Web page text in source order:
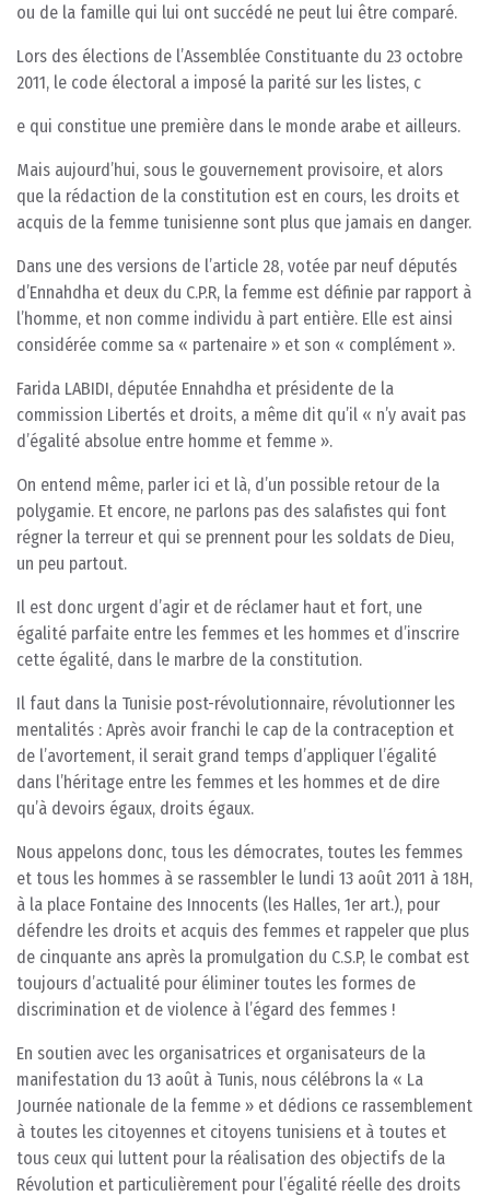
ou de la famille qui lui ont succédé ne peut lui être comparé.
Lors des élections de l’Assemblée Constituante du 23 octobre
2011, le code électoral a imposé la parité sur les listes, c
e qui constitue une première dans le monde arabe et ailleurs.
Mais aujourd’hui, sous le gouvernement provisoire, et alors
que la rédaction de la constitution est en cours, les droits et
acquis de la femme tunisienne sont plus que jamais en danger.
Dans une des versions de l’article 28, votée par neuf députés
d’Ennahdha et deux du C.P.R, la femme est définie par rapport à
l’homme, et non comme individu à part entière. Elle est ainsi
considérée comme sa « partenaire » et son « complément ».
Farida LABIDI, députée Ennahdha et présidente de la
commission Libertés et droits, a même dit qu’il « n’y avait pas
d’égalité absolue entre homme et femme ».
On entend même, parler ici et là, d’un possible retour de la
polygamie. Et encore, ne parlons pas des salafistes qui font
régner la terreur et qui se prennent pour les soldats de Dieu,
un peu partout.
Il est donc urgent d’agir et de réclamer haut et fort, une
égalité parfaite entre les femmes et les hommes et d’inscrire
cette égalité, dans le marbre de la constitution.
Il faut dans la Tunisie post-révolutionnaire, révolutionner les
mentalités : Après avoir franchi le cap de la contraception et
de l’avortement, il serait grand temps d’appliquer l’égalité
dans l’héritage entre les femmes et les hommes et de dire
qu’à devoirs égaux, droits égaux.
Nous appelons donc, tous les démocrates, toutes les femmes
et tous les hommes à se rassembler le lundi 13 août 2011 à 18H,
à la place Fontaine des Innocents (les Halles, 1er art.), pour
défendre les droits et acquis des femmes et rappeler que plus
de cinquante ans après la promulgation du C.S.P, le combat est
toujours d’actualité pour éliminer toutes les formes de
discrimination et de violence à l’égard des femmes !
En soutien avec les organisatrices et organisateurs de la
manifestation du 13 août à Tunis, nous célébrons la « La
Journée nationale de la femme » et dédions ce rassemblement
à toutes les citoyennes et citoyens tunisiens et à toutes et
tous ceux qui luttent pour la réalisation des objectifs de la
Révolution et particulièrement pour l’égalité réelle des droits